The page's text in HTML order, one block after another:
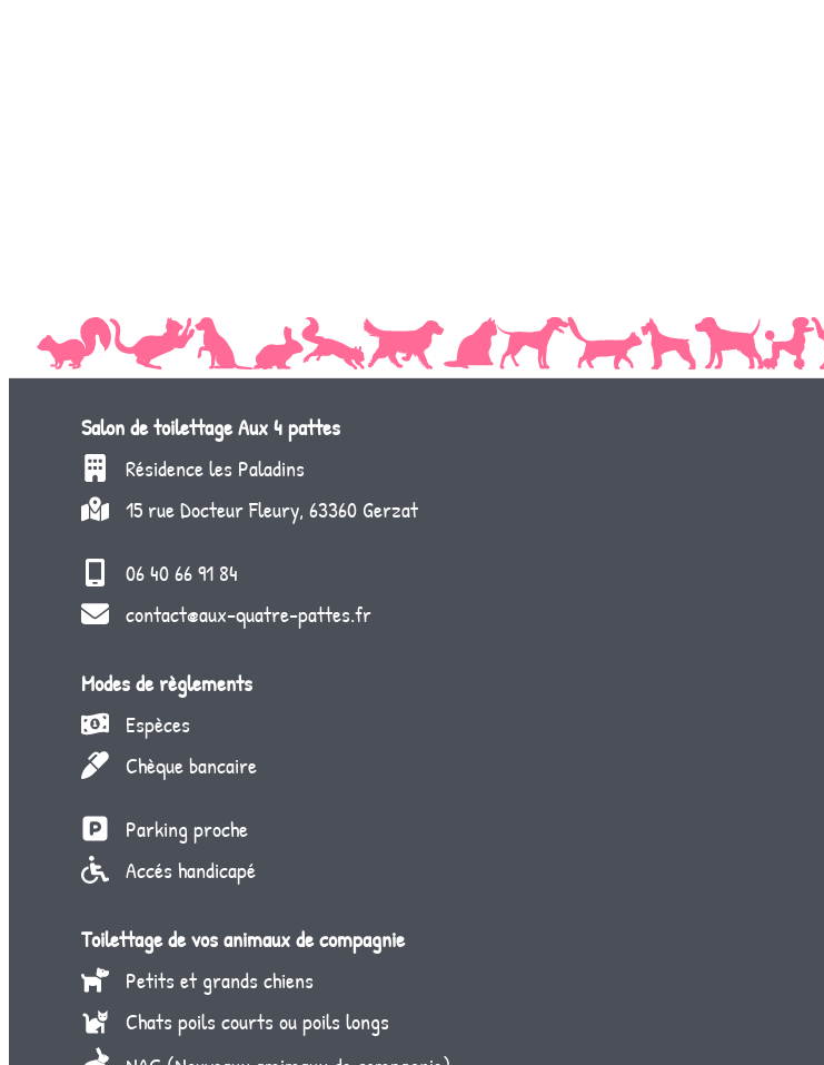
Salon de toilettageAux 4 pattes
Résidence les Paladins
15 rue Docteur Fleury, 63360 Gerzat
06 40 66 91 84
contact@aux-quatre-pattes.fr
Modes de règlements
Espèces
Chèque bancaire
Parking proche
Accés handicapé
Toilettage de vos animaux de compagnie
Petits et grands chiens
Chats poils courts ou poils longs